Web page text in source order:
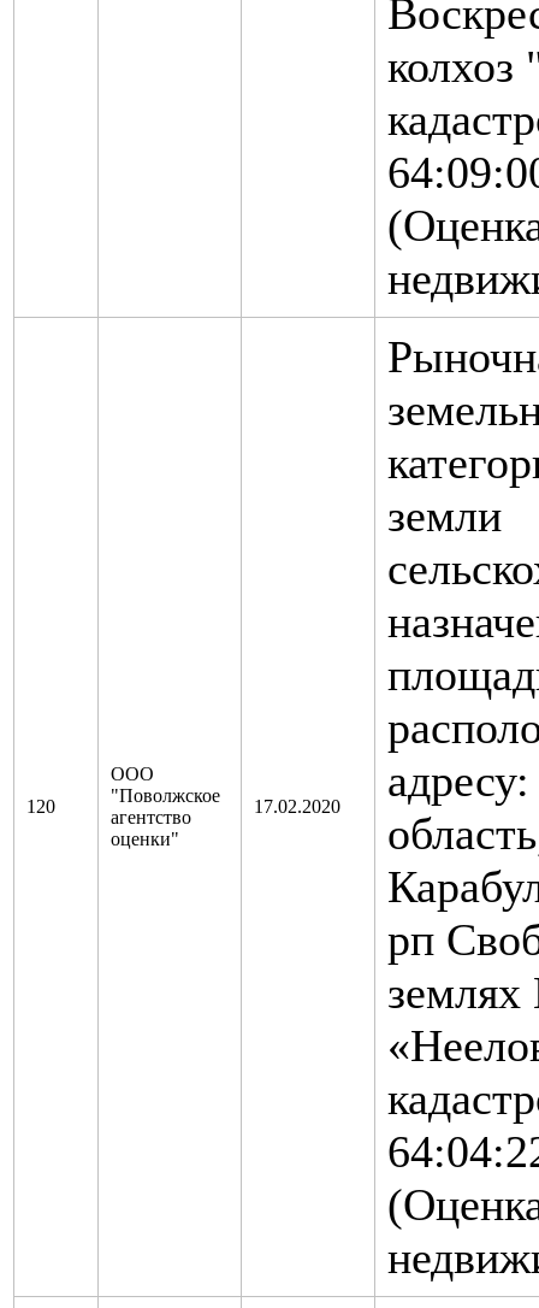
120
ООО
"Поволжское
агентство
оценки"
17.02.2020
земли
рп